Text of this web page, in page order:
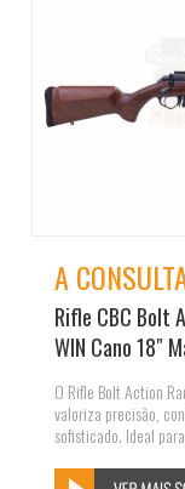
A
Rifle CBC Bolt
WIN Cano 18″
O Rifle Bolt Action
valoriza precisão,
sofisticado. Ideal